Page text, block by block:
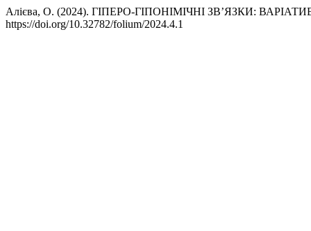
Алієва, О. (2024). ГІПЕРО-ГІПОНІМІЧНІ ЗВ’ЯЗКИ:
https://doi.org/10.32782/folium/2024.4.1